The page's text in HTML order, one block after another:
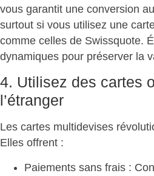
vous garantit une conversion
surtout si vous utilisez une
comme celles de Swissquote.
dynamiques pour préserver la
4. Utilisez des cartes
l’étranger
Les cartes multidevises
Elles offrent :
Paiements sans frais :